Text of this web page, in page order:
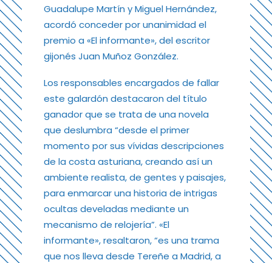
Guadalupe Martín y Miguel Hernández,
acordó conceder por unanimidad el
premio a «El informante», del escritor
gijonés Juan Muñoz González.
Los responsables encargados de fallar
este galardón destacaron del título
ganador que se trata de una novela
que deslumbra “desde el primer
momento por sus vívidas descripciones
de la costa asturiana, creando así un
ambiente realista, de gentes y paisajes,
para enmarcar una historia de intrigas
ocultas develadas mediante un
mecanismo de relojería”. «El
informante», resaltaron, “es una trama
que nos lleva desde Tereñe a Madrid, a